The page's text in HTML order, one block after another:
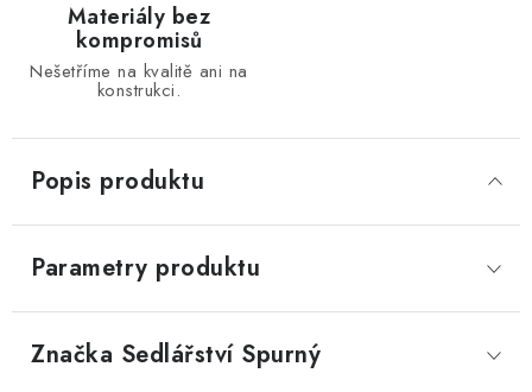
Materiály bez
kompromisů
Nešetříme na kvalitě ani na
konstrukci.
Popis produktu
Parametry produktu
Značka Sedlářství Spurný